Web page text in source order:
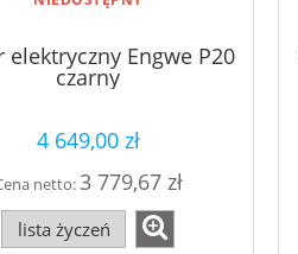
elektryczny Engwe P20
czarny
4 649,00 zł
netto:3 779,67 zł
lista życzeń